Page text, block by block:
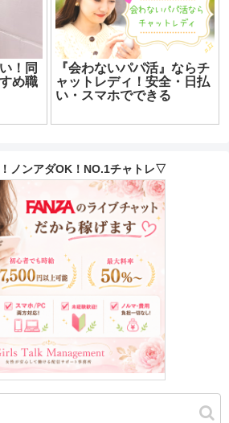
！同
め職
『会わないパパ活』ならチ
ャットレディ！安全・日払
い・スマホでできる
ノンアダOK！NO.1チャトレ▽